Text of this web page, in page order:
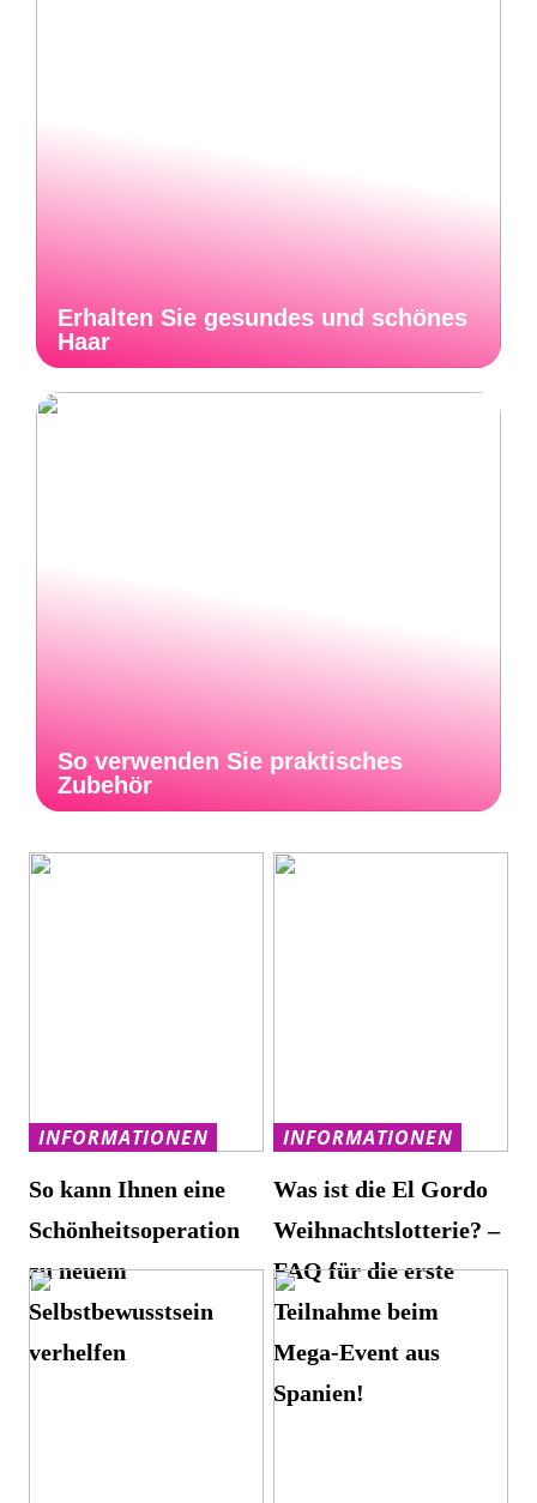
Erhalten Sie gesundes und schönes
Haar
So verwenden Sie praktisches
Zubehör
INFORMATIONEN
So kann Ihnen eine
Schönheitsoperation
zu neuem
Selbstbewusstsein
verhelfen
INFORMATIONEN
Was ist die El Gordo
Weihnachtslotterie? –
FAQ für die erste
Teilnahme beim
Mega-Event aus
Spanien!